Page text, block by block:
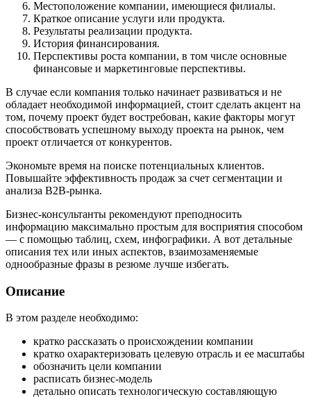
Местоположение компании, имеющиеся филиалы.
Краткое описание услуги или продукта.
Результаты реализации продукта.
История финансирования.
Перспективы роста компании, в том числе основные
финансовые и маркетинговые перспективы.
В случае если компания только начинает развиваться и не
обладает необходимой информацией, стоит сделать акцент на
том, почему проект будет востребован, какие факторы могут
способствовать успешному выходу проекта на рынок, чем
проект отличается от конкурентов.
Экономьте время на поиске потенциальных клиентов.
Повышайте эффективность продаж за счет сегментации и
анализа B2B-рынка.
Бизнес-консультанты рекомендуют преподносить
информацию максимально простым для восприятия способом
— с помощью таблиц, схем, инфографики. А вот детальные
описания тех или иных аспектов, взаимозаменяемые
однообразные фразы в резюме лучше избегать.
Описание
В этом разделе необходимо:
кратко рассказать о происхождении компании
кратко охарактеризовать целевую отрасль и ее масштабы
обозначить цели компании
расписать бизнес-модель
детально описать технологическую составляющую